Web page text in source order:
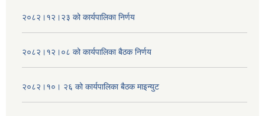
२०८२।१२।२३ को कार्यपालिका निर्णय
२०८२।१२।०८ को कार्यपालिका बैठक निर्णय
२०८२।१०। २६ को कार्यपालिका बैठक माइन्युट